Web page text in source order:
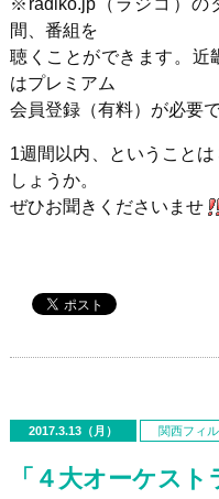
間、番組を
聴くことができます。近
はプレミアム
会員登録（有料）が必要で
1週間以内、ということ
しょうか。
ぜひお聞きくださいませ
2017.3.13（月） 関西フィ
「４大オーケス